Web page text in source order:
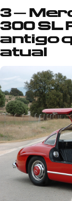
3 –
300 SL
antigo
atual